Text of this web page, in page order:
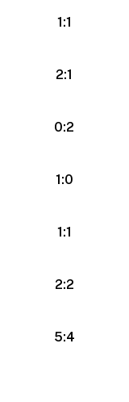
1:1
2:1
0:2
1:0
1:1
2:2
5:4